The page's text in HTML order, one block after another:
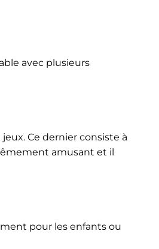
avec plusieurs
Ce dernier consiste à
amusant et il
pour les enfants ou